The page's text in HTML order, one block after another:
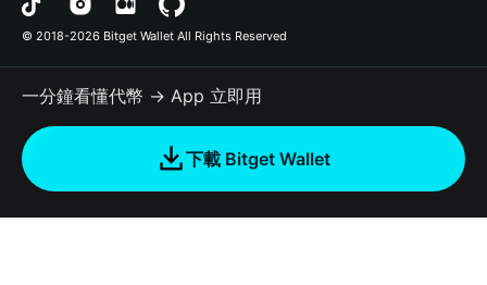
工作機會
DApp
RWA
如何購買加密貨幣
批次轉帳
Bitcoin
Polygon
用戶使用協議
© 2018-2026 Bitget Wallet All Rights Reserved
一分鐘看懂代幣 → App 立即用
下載 Bitget Wallet